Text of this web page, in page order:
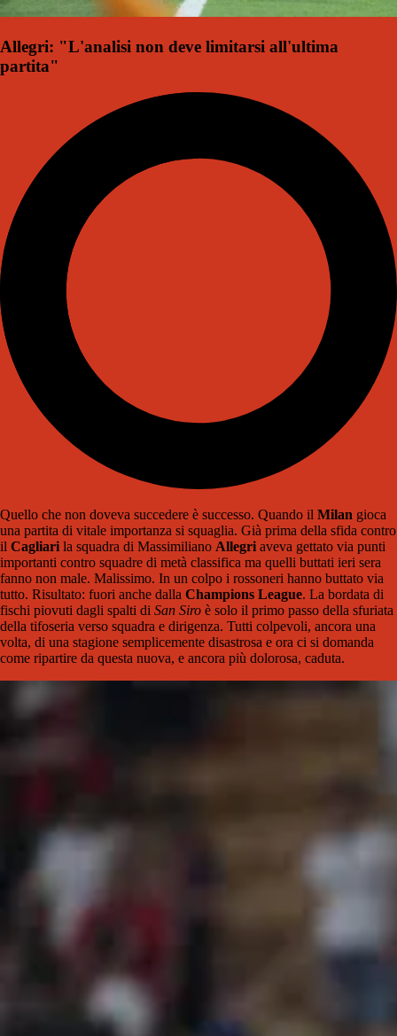
Allegri: "L'analisi non deve limitarsi all'ultima
partita"
Quello che non doveva succedere è successo. Quando il Milan gioca
una partita di vitale importanza si squaglia. Già prima della sfida contro
il Cagliarila squadra di Massimiliano Allegriaveva gettato via punti
importanti contro squadre di metà classifica ma quelli buttati ieri sera
fanno non male. Malissimo. In un colpo i rossoneri hanno buttato via
tutto. Risultato: fuori anche dalla Champions League. La bordata di
fischi piovuti dagli spalti di San Siro è solo il primo passo della sfuriata
della tifoseria verso squadra e dirigenza. Tutti colpevoli, ancora una
volta, di una stagione semplicemente disastrosa e ora ci si domanda
come ripartire da questa nuova, e ancora più dolorosa, caduta.